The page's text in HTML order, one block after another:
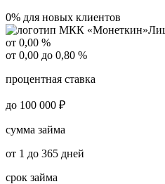
0% для новых клиентов
от 0,00 %
от 0,00 до 0,80 %
процентная ставка
до 100 000 ₽
сумма займа
от 1 до 365 дней
срок займа